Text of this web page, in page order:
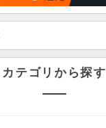
カテゴリから探す